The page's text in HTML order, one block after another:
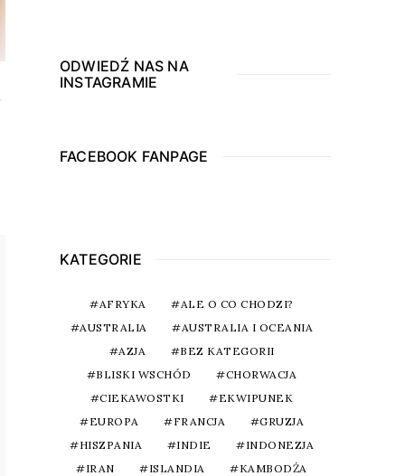
ODWIEDŹ NAS NA
INSTAGRAMIE
FACEBOOK FANPAGE
KATEGORIE
AFRYKA
ALE O CO CHODZI?
AUSTRALIA
AUSTRALIA I OCEANIA
AZJA
BEZ KATEGORII
BLISKI WSCHÓD
CHORWACJA
CIEKAWOSTKI
EKWIPUNEK
EUROPA
FRANCJA
GRUZJA
HISZPANIA
INDIE
INDONEZJA
IRAN
ISLANDIA
KAMBODŻA